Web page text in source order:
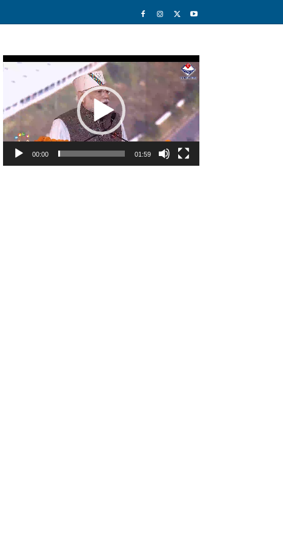
Video
Player
00:00 01:59